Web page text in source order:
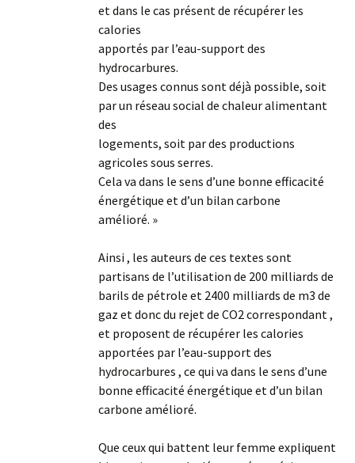
et dans le cas présent de récupérer les
calories
apportés par l’eau-support des
hydrocarbures.
Des usages connus sont déjà possible, soit
par un réseau social de chaleur alimentant
des
logements, soit par des productions
agricoles sous serres.
Cela va dans le sens d’une bonne efficacité
énergétique et d’un bilan carbone
amélioré. »
Ainsi , les auteurs de ces textes sont
partisans de l’utilisation de 200 milliards de
barils de pétrole et 2400 milliards de m3 de
gaz et donc du rejet de CO2 correspondant ,
et proposent de récupérer les calories
apportées par l’eau-support des
hydrocarbures , ce qui va dans le sens d’une
bonne efficacité énergétique et d’un bilan
carbone amélioré.
Que ceux qui battent leur femme expliquent